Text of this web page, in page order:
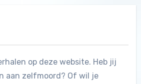
op deze website. Heb jij
aan zelfmoord? Of wil je